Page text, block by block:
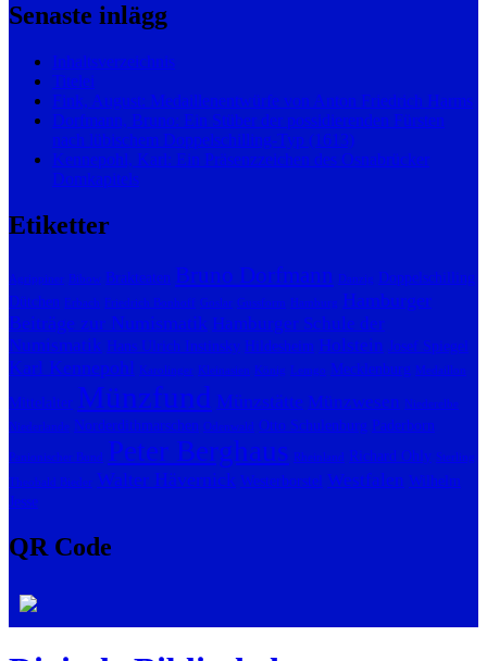
Senaste inlägg
Inhaltsverzeichnis
Titelei
Fink, August: Medaillenentwürfe von Anton Friedrich Harms
Dorfmann, Bruno: Ein Stüber der possidierenden Fürsten
nach lübischem Doppelschilling-Typ (1613)
Kennepohl, Karl: Ein Präsenzzeichen des Osnabrücker
Domkapitels
Etiketter
Agrippiner Bibow Brakteaten Bruno Dorfmann Danzig Doppelschilling
Dütchen
Erbach Friedrich Bonhoff Goslar Gussform Hamburg Hamburger
Beiträge zur Numismatik Hamburger Schule der
Numismatik Hans Ulrich Instinsky Hildesheim Holstein Josef Spiegel
Karl Kennepohl Karolinger Kleinasien König Lemgo Mecklenburg Medaillon
Mittelalter Münzfund Münzstätte Münzwesen
Niederelbe
Niederlande Norderdithmarschen Odenwald Otto Schulenburg Paderborn
Panionischer Bund Peter Berghaus Rheinland Richard Ohly Sterling
Theobald Bieder Walter Hävernick Westerborstel Westfalen Wilhelm
Jesse
QR Code